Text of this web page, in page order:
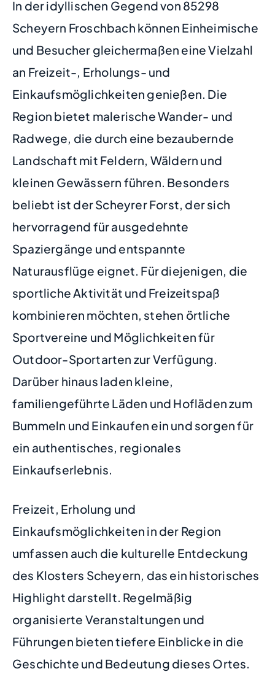
In der idyllischen Gegend von 85298
Scheyern Froschbach können Einheimische
und Besucher gleichermaßen eine Vielzahl
an Freizeit-, Erholungs- und
Einkaufsmöglichkeiten genießen. Die
Region bietet malerische Wander- und
Radwege, die durch eine bezaubernde
Landschaft mit Feldern, Wäldern und
kleinen Gewässern führen. Besonders
beliebt ist der Scheyrer Forst, der sich
hervorragend für ausgedehnte
Spaziergänge und entspannte
Naturausflüge eignet. Für diejenigen, die
sportliche Aktivität und Freizeitspaß
kombinieren möchten, stehen örtliche
Sportvereine und Möglichkeiten für
Outdoor-Sportarten zur Verfügung.
Darüber hinaus laden kleine,
familiengeführte Läden und Hofläden zum
Bummeln und Einkaufen ein und sorgen für
ein authentisches, regionales
Einkaufserlebnis.
Freizeit, Erholung und
Einkaufsmöglichkeiten in der Region
umfassen auch die kulturelle Entdeckung
des Klosters Scheyern, das ein historisches
Highlight darstellt. Regelmäßig
organisierte Veranstaltungen und
Führungen bieten tiefere Einblicke in die
Geschichte und Bedeutung dieses Ortes.